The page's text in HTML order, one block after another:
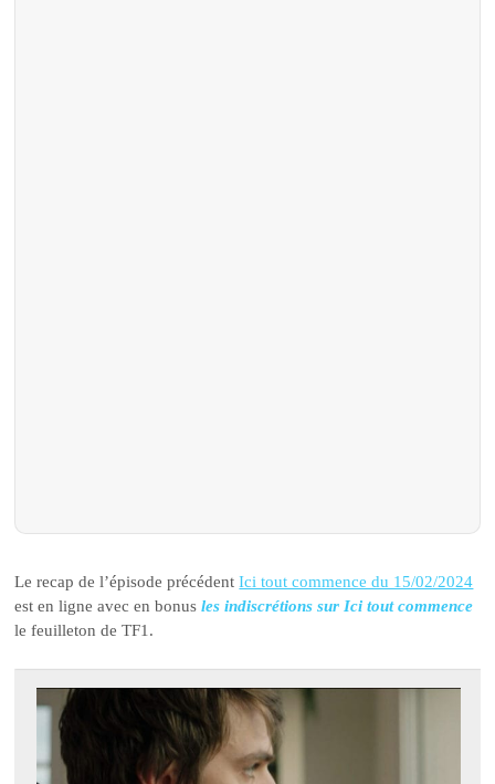
Le recap de l’épisode précédentIci tout commence du 15/02/2024
est en ligne avec en bonusles indiscrétions sur Ici tout commence
le feuilleton de TF1.